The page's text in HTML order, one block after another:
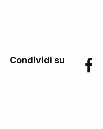
Condividi su